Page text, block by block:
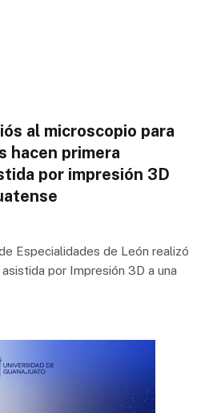
al microscopio para
hacen primera
por impresión 3D
Especialidades de León realizó
por Impresión 3D a una